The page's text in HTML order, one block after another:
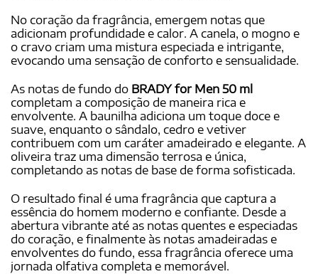
No coração da fragrância, emergem notas que
adicionam profundidade e calor. A canela, o mogno e
o cravo criam uma mistura especiada e intrigante,
evocando uma sensação de conforto e sensualidade.
As notas de fundo do BRADY for Men 50 ml
completam a composição de maneira rica e
envolvente. A baunilha adiciona um toque doce e
suave, enquanto o sândalo, cedro e vetiver
contribuem com um caráter amadeirado e elegante. A
oliveira traz uma dimensão terrosa e única,
completando as notas de base de forma sofisticada.
O resultado final é uma fragrância que captura a
essência do homem moderno e confiante. Desde a
abertura vibrante até as notas quentes e especiadas
do coração, e finalmente às notas amadeiradas e
envolventes do fundo, essa fragrância oferece uma
jornada olfativa completa e memorável.